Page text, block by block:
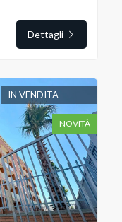
Dettagli
IN VENDITA
NOVITÀ